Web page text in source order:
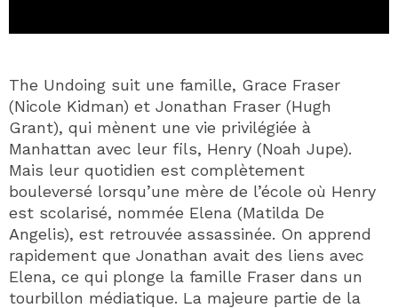
The Undoing suit une famille, Grace Fraser
(Nicole Kidman) et Jonathan Fraser (Hugh
Grant), qui mènent une vie privilégiée à
Manhattan avec leur fils, Henry (Noah Jupe).
Mais leur quotidien est complètement
bouleversé lorsqu’une mère de l’école où Henry
est scolarisé, nommée Elena (Matilda De
Angelis), est retrouvée assassinée. On apprend
rapidement que Jonathan avait des liens avec
Elena, ce qui plonge la famille Fraser dans un
tourbillon médiatique. La majeure partie de la